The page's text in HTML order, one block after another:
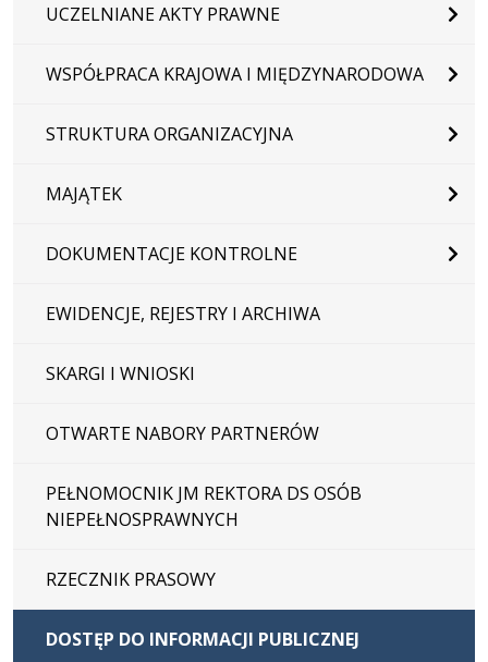
UCZELNIANE AKTY PRAWNE
WSPÓŁPRACA KRAJOWA I MIĘDZYNARODOWA
STRUKTURA ORGANIZACYJNA
MAJĄTEK
DOKUMENTACJE KONTROLNE
EWIDENCJE, REJESTRY I ARCHIWA
SKARGI I WNIOSKI
OTWARTE NABORY PARTNERÓW
PEŁNOMOCNIK JM REKTORA DS OSÓB
NIEPEŁNOSPRAWNYCH
RZECZNIK PRASOWY
DOSTĘP DO INFORMACJI PUBLICZNEJ